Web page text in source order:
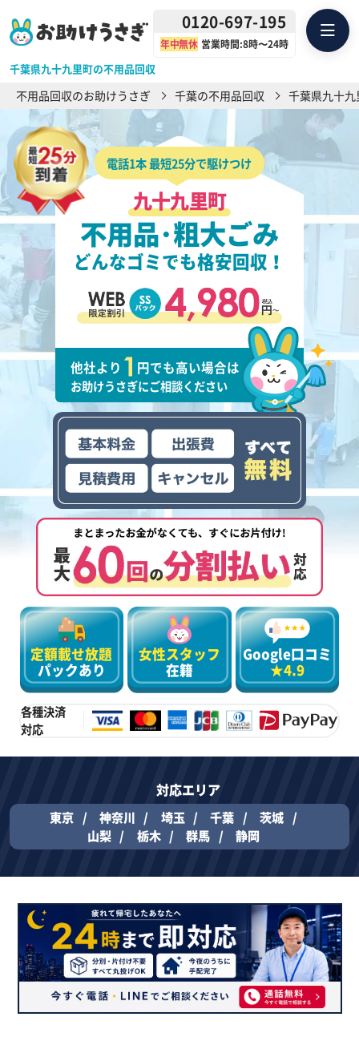
千葉県九十九里町の不用品回収
0120-697-195
年中無休 営業時間:8時〜24時
不用品回収のお助けうさぎ 千葉の不用品回収 千葉県九十
電話1本 最短25分で駆けつけ
九十九里町
不用品･粗大ごみ
どんなゴミでも格安回収！
他社より 円でも高い場合は
お助けうさぎにご相談ください
定額載せ放題
パックあり
女性スタッフ
在籍
Google口コミ
★4.9
各種決済
対応
対応エリア
東京 神奈川 埼玉 千葉
茨城
山梨
栃木 群馬 静岡